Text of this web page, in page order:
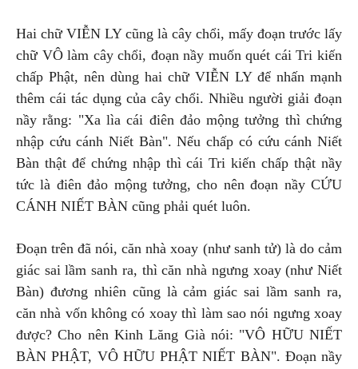
Hai chữ VIỄN LY cũng là cây chổi, mấy đoạn trước lấy
chữ VÔ làm cây chổi, đoạn nầy muốn quét cái Tri kiến
chấp Phật, nên dùng hai chữ VIỄN LY để nhấn mạnh
thêm cái tác dụng của cây chổi. Nhiều người giải đoạn
nầy rằng: "Xa lìa cái điên đảo mộng tưởng thì chứng
nhập cứu cánh Niết Bàn". Nếu chấp có cứu cánh Niết
Bàn thật để chứng nhập thì cái Tri kiến chấp thật nầy
tức là điên đảo mộng tưởng, cho nên đoạn nầy CỨU
CÁNH NIẾT BÀN cũng phải quét luôn.
Đoạn trên đã nói, căn nhà xoay (như sanh tử) là do cảm
giác sai lầm sanh ra, thì căn nhà ngưng xoay (như Niết
Bàn) đương nhiên cũng là cảm giác sai lầm sanh ra,
căn nhà vốn không có xoay thì làm sao nói ngưng xoay
được? Cho nên Kinh Lăng Già nói: "VÔ HỮU NIẾT
BÀN PHẬT, VÔ HỮU PHẬT NIẾT BÀN". Đoạn nầy